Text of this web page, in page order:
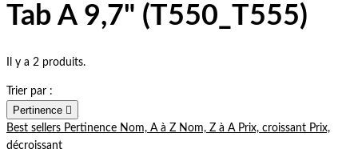
Tab A 9,7" (T550_T555)
Il y a 2 produits.
Trier par :
Pertinence 
Best sellers Pertinence Nom, A à Z Nom, Z à A Prix, croissant Prix,
décroissant